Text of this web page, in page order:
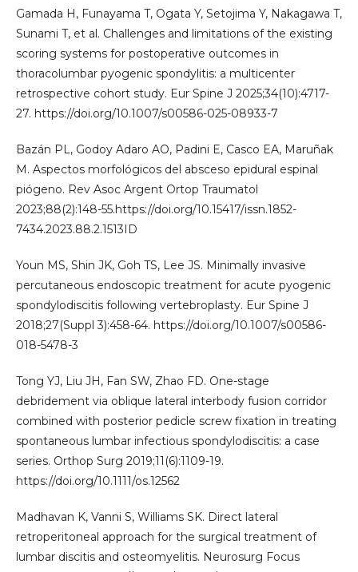
Gamada H, Funayama T, Ogata Y, Setojima Y, Nakagawa T,
Sunami T, et al. Challenges and limitations of the existing
scoring systems for postoperative outcomes in
thoracolumbar pyogenic spondylitis: a multicenter
retrospective cohort study. Eur Spine J 2025;34(10):4717-
27. https://doi.org/10.1007/s00586-025-08933-7
Bazán PL, Godoy Adaro AO, Padini E, Casco EA, Maruñak
M. Aspectos morfológicos del absceso epidural espinal
piógeno. Rev Asoc Argent Ortop Traumatol
2023;88(2):148-55.https://doi.org/10.15417/issn.1852-
7434.2023.88.2.1513ID
Youn MS, Shin JK, Goh TS, Lee JS. Minimally invasive
percutaneous endoscopic treatment for acute pyogenic
spondylodiscitis following vertebroplasty. Eur Spine J
2018;27(Suppl 3):458-64. https://doi.org/10.1007/s00586-
018-5478-3
Tong YJ, Liu JH, Fan SW, Zhao FD. One-stage
debridement via oblique lateral interbody fusion corridor
combined with posterior pedicle screw fixation in treating
spontaneous lumbar infectious spondylodiscitis: a case
series. Orthop Surg 2019;11(6):1109-19.
https://doi.org/10.1111/os.12562
Madhavan K, Vanni S, Williams SK. Direct lateral
retroperitoneal approach for the surgical treatment of
lumbar discitis and osteomyelitis. Neurosurg Focus